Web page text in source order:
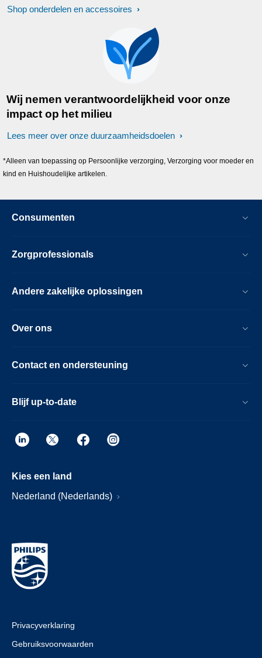
Shop onderdelen en accessoires
Wij nemen verantwoordelijkheid voor onze
impact op het milieu
Lees meer over onze duurzaamheidsdoelen
*Alleen van toepassing op Persoonlijke verzorging, Verzorging voor moeder en
kind en Huishoudelijke artikelen.
Consumenten
Zorgprofessionals
Andere zakelijke oplossingen
Over ons
Contact en ondersteuning
Blijf up-to-date
Kies een land
Nederland (Nederlands)
Privacyverklaring
Gebruiksvoorwaarden